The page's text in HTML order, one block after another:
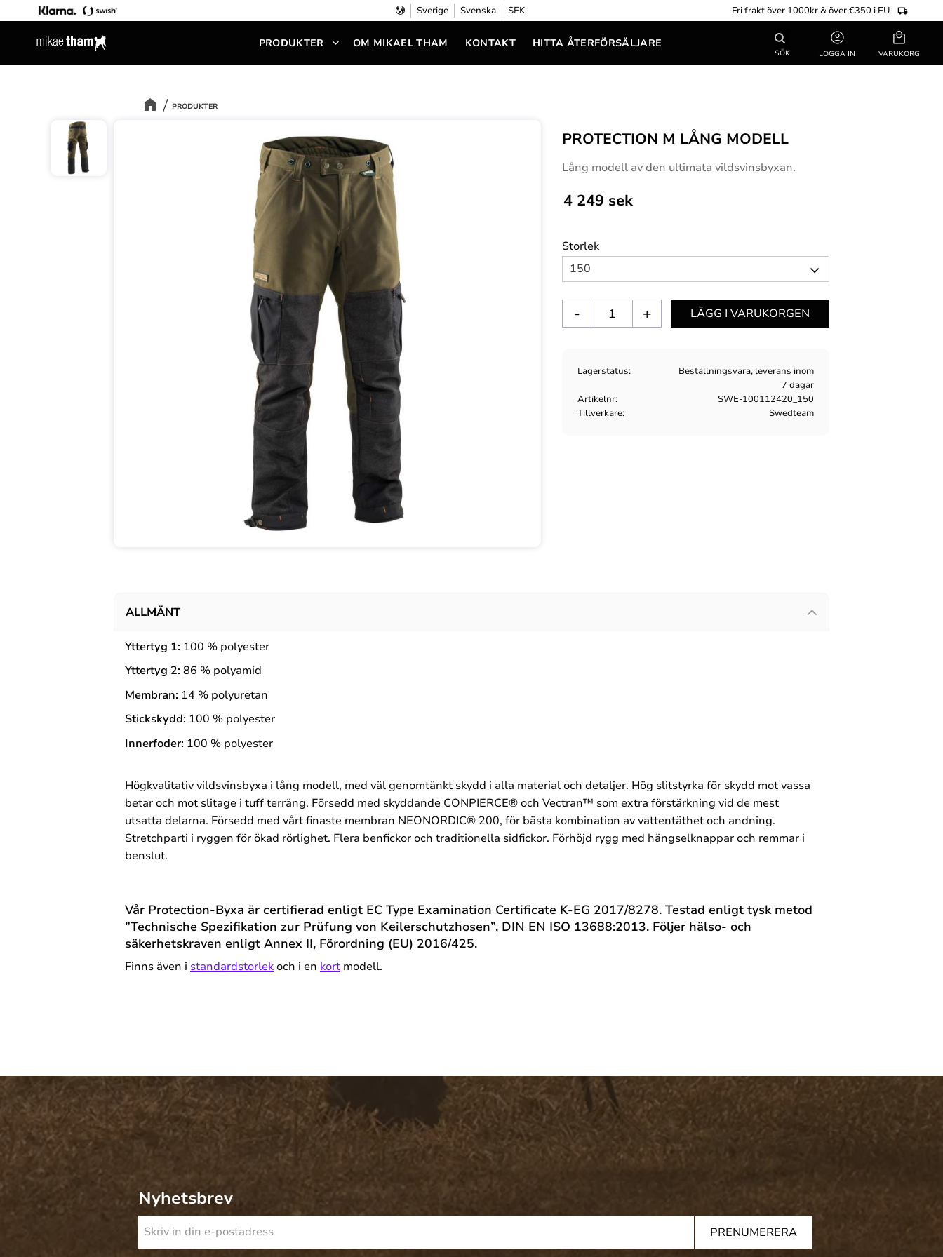
Sverige Svenska SEK Fri frakt över 1000kr & över €350 i EU
SÖK
PRODUKTER OM MIKAEL THAM KONTAKT HITTA ÅTERFÖRSÄLJARE
LOGGA IN
Kundvagn
PRODUKTER
PROTECTION M LÅNG MODELL
Lång modell av den ultimata vildsvinsbyxan.
4 249 sek
Storlek
+
-
Lagerstatus
Beställningsvara, leverans inom
7 dagar
Artikelnr
SWE-100112420_150
Tillverkare
Swedteam
ALLMÄNT
Yttertyg 1: 100 % polyester
Yttertyg 2: 86 % polyamid
Membran: 14 % polyuretan
Stickskydd: 100 % polyester
Innerfoder: 100 % polyester
Högkvalitativ vildsvinsbyxa i lång modell, med väl genomtänkt skydd i alla material och detaljer. Hög slitstyrka för skydd mot vassa
betar och mot slitage i tuff terräng. Försedd med skyddande CONPIERCE® och Vectran™ som extra förstärkning vid de mest
utsatta delarna. Försedd med vårt finaste membran NEONORDIC® 200, för bästa kombination av vattentäthet och andning.
Stretchparti i ryggen för ökad rörlighet. Flera benfickor och traditionella sidfickor. Förhöjd rygg med hängselknappar och remmar i
benslut.
Vår Protection-Byxa är certifierad enligt EC Type Examination Certificate K-EG 2017/8278. Testad enligt tysk metod
”Technische Spezifikation zur Prüfung von Keilerschutzhosen”, DIN EN ISO 13688:2013. Följer hälso- och
säkerhetskraven enligt Annex II, Förordning (EU) 2016/425.
Finns även i standardstorlekoch i en kort modell.
Nyhetsbrev
PRENUMERERA